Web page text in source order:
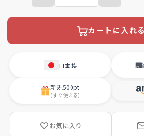
カートに入れる
日本製
新規500pt
(すぐ使える)
お気に入り